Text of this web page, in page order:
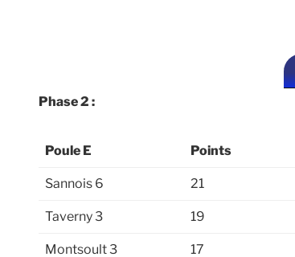
Phase 2 :
Poule E Points
Sannois 6 21
Taverny 3 19
Montsoult 3 17